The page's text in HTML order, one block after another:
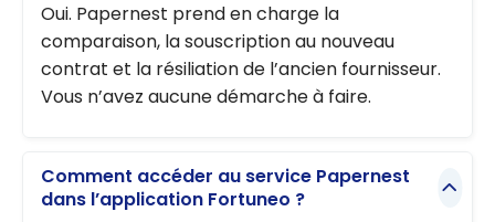
Oui. Papernest prend en charge la
comparaison, la souscription au nouveau
contrat et la résiliation de l’ancien fournisseur.
Vous n’avez aucune démarche à faire.
Comment accéder au service Papernest
dans l’application Fortuneo ?